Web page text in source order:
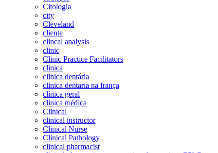
Citologia
city
Cleveland
cliente
clincal analysis
clinic
Clinic Practice Facilitators
clinica
clinica dentária
clinica dentaria na frança
clínica geral
clínica médica
Clinical
clinical instructor
Clinical Nurse
Clinical Pathology
clinical pharmacist